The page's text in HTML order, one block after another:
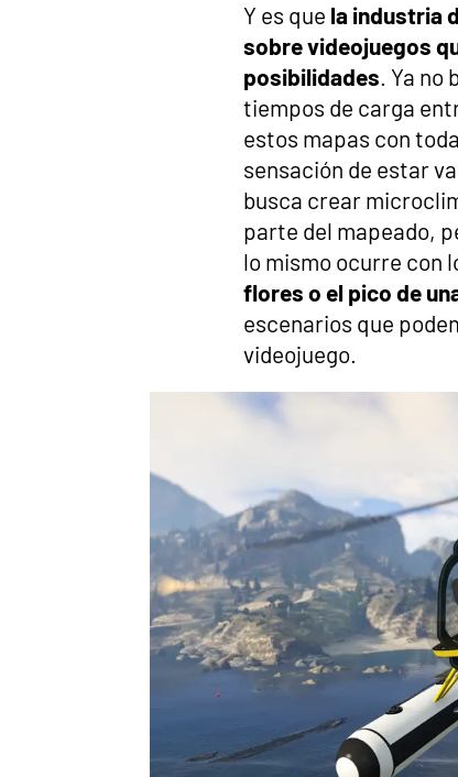
Y es que la industria
sobre videojuegos
posibilidades. Ya no
tiempos de carga
estos mapas con
sensación de estar
busca crear
parte del mapeado,
lo mismo ocurre con
flores o el pico de
escenarios que
videojuego.